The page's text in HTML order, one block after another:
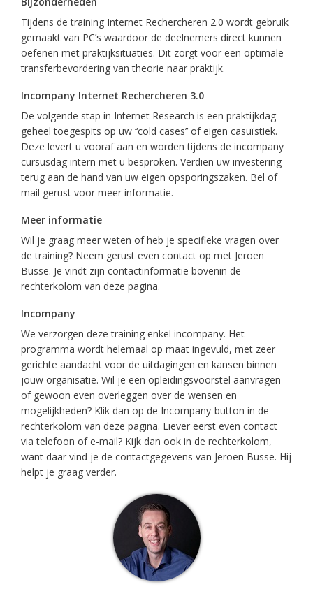
Tijdens de training Internet Rechercheren 2.0 wordt gebruik
gemaakt van PC’s waardoor de deelnemers direct kunnen
oefenen met praktijksituaties. Dit zorgt voor een optimale
transferbevordering van theorie naar praktijk.
Incompany Internet Rechercheren 3.0
De volgende stap in Internet Research is een praktijkdag
geheel toegespits op uw ‘‘cold cases’’ of eigen casuïstiek.
Deze levert u vooraf aan en worden tijdens de incompany
cursusdag intern met u besproken. Verdien uw investering
terug aan de hand van uw eigen opsporingszaken. Bel of
mail gerust voor meer informatie.
Meer informatie
Wil je graag meer weten of heb je specifieke vragen over
de training? Neem gerust even contact op met Jeroen
Busse. Je vindt zijn contactinformatie bovenin de
rechterkolom van deze pagina.
Incompany
We verzorgen deze training enkel incompany. Het
programma wordt helemaal op maat ingevuld, met zeer
gerichte aandacht voor de uitdagingen en kansen binnen
jouw organisatie. Wil je een opleidingsvoorstel aanvragen
of gewoon even overleggen over de wensen en
mogelijkheden? Klik dan op de Incompany-button in de
rechterkolom van deze pagina. Liever eerst even contact
via telefoon of e-mail? Kijk dan ook in de rechterkolom,
want daar vind je de contactgegevens van Jeroen Busse. Hij
helpt je graag verder.